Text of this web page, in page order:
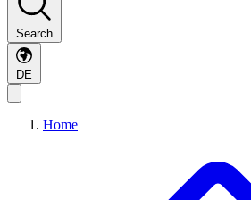
Search
DE
Home